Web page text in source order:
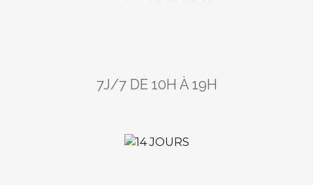
7J/7 DE 10H À 19H